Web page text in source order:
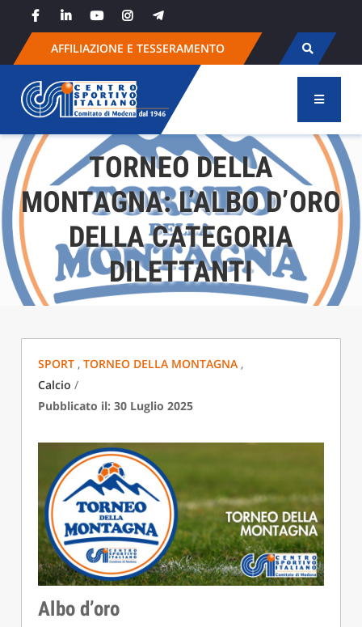
content
AFFILIAZIONE E TESSERAMENTO
TORNEO DELLA
MONTAGNA: L’ALBO D’ORO
DELLA CATEGORIA
DILETTANTI
SPORT ,TORNEO DELLA MONTAGNA ,
Calcio /
Pubblicato il: 30 Luglio 2025
Albo d’oro